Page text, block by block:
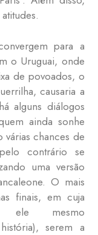
para a
o Uruguai, onde
de povoados, o
causaria a
alguns diálogos
ainda sonhe
chances de
contrário se
uma versão
O mais
finais, em cuja
ele mesmo
serem a